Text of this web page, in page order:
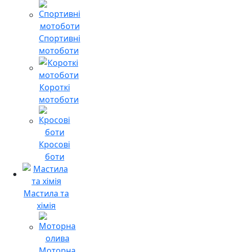
Спортивні
мотоботи
Короткі
мотоботи
Кросові
боти
Мастила та
хімія